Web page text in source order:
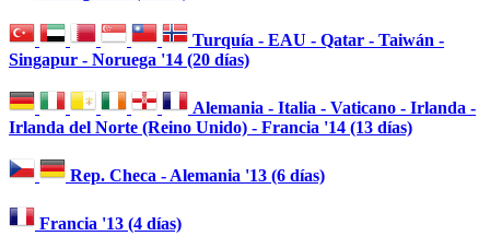
Turquía - EAU - Qatar - Taiwán -
Singapur - Noruega '14 (20 días)
Alemania - Italia - Vaticano - Irlanda -
Irlanda del Norte (Reino Unido) - Francia '14 (13 días)
Rep. Checa - Alemania '13 (6 días)
Francia '13 (4 días)